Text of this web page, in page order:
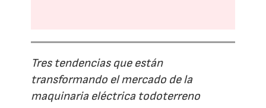
Tres tendencias que están
transformando el mercado de la
maquinaria eléctrica todoterreno